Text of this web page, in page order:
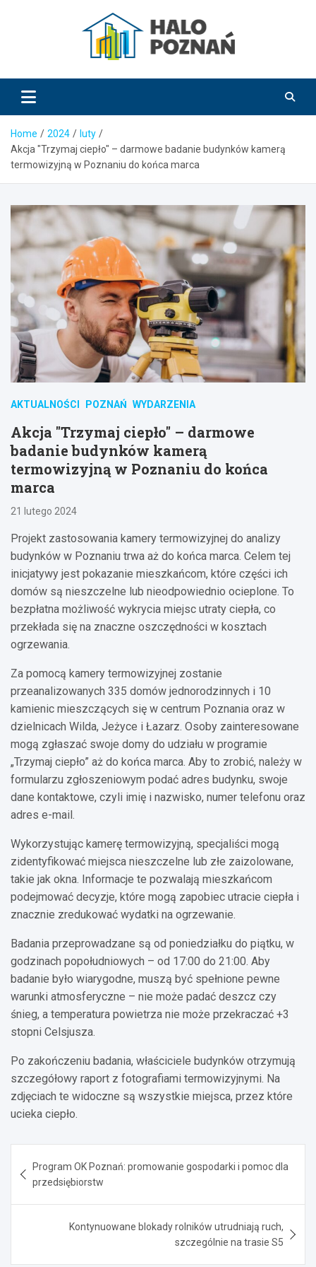
HaloPoznań.pl
Home 2024
luty
Akcja "Trzymaj ciepło" – darmowe badanie budynków kamerą
termowizyjną w Poznaniu do końca marca
AKTUALNOŚCI POZNAŃ WYDARZENIA
Akcja "Trzymaj ciepło" – darmowe
badanie budynków kamerą
termowizyjną w Poznaniu do końca
marca
21 lutego 2024
Projekt zastosowania kamery termowizyjnej do analizy
budynków w Poznaniu trwa aż do końca marca. Celem tej
inicjatywy jest pokazanie mieszkańcom, które części ich
domów są nieszczelne lub nieodpowiednio ocieplone. To
bezpłatna możliwość wykrycia miejsc utraty ciepła, co
przekłada się na znaczne oszczędności w kosztach
ogrzewania.
Za pomocą kamery termowizyjnej zostanie
przeanalizowanych 335 domów jednorodzinnych i 10
kamienic mieszczących się w centrum Poznania oraz w
dzielnicach Wilda, Jeżyce i Łazarz. Osoby zainteresowane
mogą zgłaszać swoje domy do udziału w programie
„Trzymaj ciepło” aż do końca marca. Aby to zrobić, należy w
formularzu zgłoszeniowym podać adres budynku, swoje
dane kontaktowe, czyli imię i nazwisko, numer telefonu oraz
adres e-mail.
Wykorzystując kamerę termowizyjną, specjaliści mogą
zidentyfikować miejsca nieszczelne lub złe zaizolowane,
takie jak okna. Informacje te pozwalają mieszkańcom
podejmować decyzje, które mogą zapobiec utracie ciepła i
znacznie zredukować wydatki na ogrzewanie.
Badania przeprowadzane są od poniedziałku do piątku, w
godzinach popołudniowych – od 17:00 do 21:00. Aby
badanie było wiarygodne, muszą być spełnione pewne
warunki atmosferyczne – nie może padać deszcz czy
śnieg, a temperatura powietrza nie może przekraczać +3
stopni Celsjusza.
Po zakończeniu badania, właściciele budynków otrzymują
szczegółowy raport z fotografiami termowizyjnymi. Na
zdjęciach te widoczne są wszystkie miejsca, przez które
ucieka ciepło.
wpisu
Program OK Poznań: promowanie gospodarki i pomoc dla
przedsiębiorstw
Kontynuowane blokady rolników utrudniają ruch,
szczególnie na trasie S5